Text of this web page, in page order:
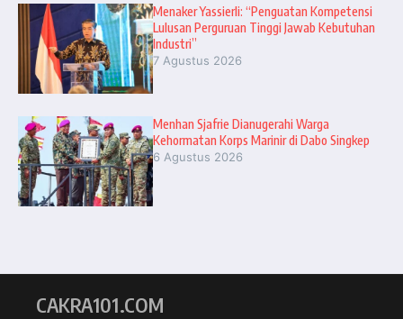
Menaker Yassierli: “Penguatan Kompetensi
Lulusan Perguruan Tinggi Jawab Kebutuhan
Industri”
7 Agustus 2026
Menhan Sjafrie Dianugerahi Warga
Kehormatan Korps Marinir di Dabo Singkep
6 Agustus 2026
CAKRA101.COM